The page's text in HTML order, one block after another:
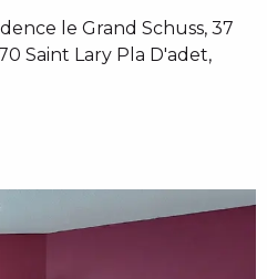
le Grand Schuss, 37
Saint Lary Pla D'adet,